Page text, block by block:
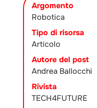
Argomento
Robotica
Tipo di risorsa
Articolo
Autore del post
Andrea Ballocchi
Rivista
TECH4FUTURE